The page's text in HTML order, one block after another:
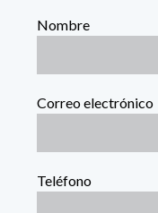
Nombre
Correo electrónico
Teléfono